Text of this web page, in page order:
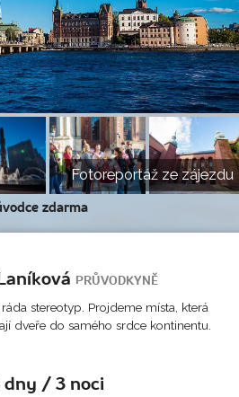
Fotoreportáž ze zájezdu
zdarma
PRŮVODKYNĚ
stereotyp. Projdeme místa, která
dveře do samého srdce kontinentu.
dny / 3 noci